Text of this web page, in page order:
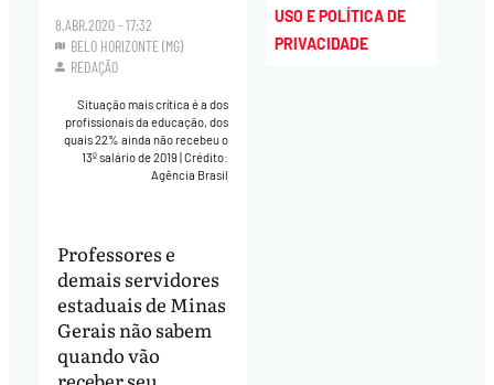
8.ABR.2020 - 17:32
BELO HORIZONTE (MG)
REDAÇÃO
Situação mais crítica é a dos
profissionais da educação, dos
quais 22% ainda não recebeu o
13º salário de 2019|Crédito:
Agência Brasil
Professores e
demais servidores
estaduais de Minas
Gerais não sabem
quando vão
USO E POLÍTICA DE
PRIVACIDADE